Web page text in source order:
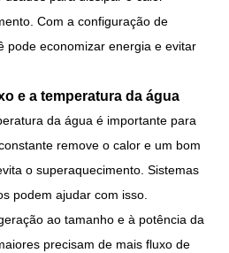
Com a configuração de
pode economizar energia e evitar
e a temperatura da água
da água é importante para
remove o calor e um bom
o superaquecimento. Sistemas
podem ajudar com isso.
ao tamanho e à potência da
precisam de mais fluxo de